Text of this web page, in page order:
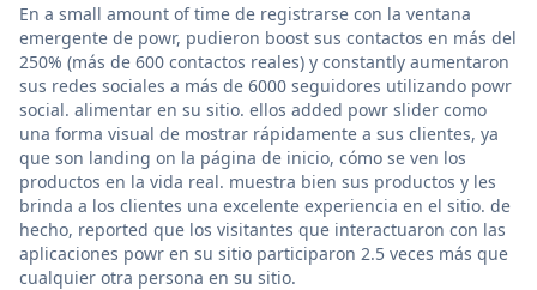
En a small amount of time de registrarse con la ventana
emergente de powr, pudieron boost sus contactos en más del
250% (más de 600 contactos reales) y constantly aumentaron
sus redes sociales a más de 6000 seguidores utilizando powr
social. alimentar en su sitio. ellos added powr slider como
una forma visual de mostrar rápidamente a sus clientes, ya
que son landing on la página de inicio, cómo se ven los
productos en la vida real. muestra bien sus productos y les
brinda a los clientes una excelente experiencia en el sitio. de
hecho, reported que los visitantes que interactuaron con las
aplicaciones powr en su sitio participaron 2.5 veces más que
cualquier otra persona en su sitio.